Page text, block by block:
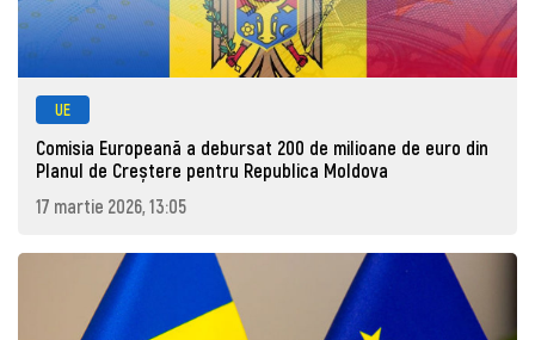
UE
Comisia Europeană a debursat 200 de milioane de euro din
Planul de Creștere pentru Republica Moldova
17 martie 2026, 13:05